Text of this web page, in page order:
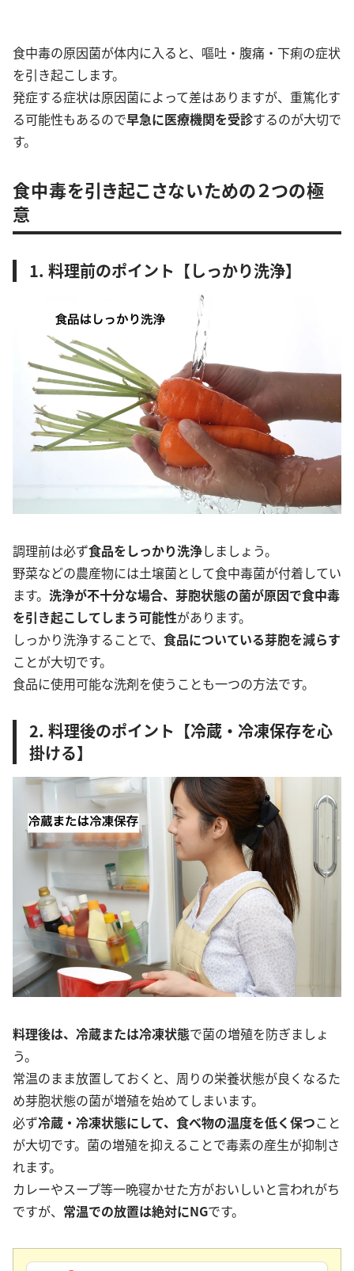
食中毒の原因菌が体内に入ると、嘔吐・腹痛・下痢の症状
を引き起こします。
発症する症状は原因菌によって差はありますが、重篤化す
る可能性もあるので早急に医療機関を受診するのが大切で
す。
食中毒を引き起こさないための２つの極
意
1. 料理前のポイント【しっかり洗浄】
調理前は必ず食品をしっかり洗浄しましょう。
野菜などの農産物には土壌菌として食中毒菌が付着してい
ます。 洗浄が不十分な場合、芽胞状態の菌が原因で食中毒
を引き起こしてしまう可能性があります。
しっかり洗浄することで、 食品についている芽胞を減らす
ことが大切です。
食品に使用可能な洗剤を使うことも一つの方法です。
2. 料理後のポイント【冷蔵・冷凍保存を心
掛ける】
料理後は、冷蔵または冷凍状態で菌の増殖を防ぎましょ
う。
常温のまま放置しておくと、周りの栄養状態が良くなるた
め芽胞状態の菌が増殖を始めてしまいます。
必ず冷蔵・冷凍状態にして、食べ物の温度を低く保つこと
が大切です。菌の増殖を抑えることで毒素の産生が抑制さ
れます。
カレーやスープ等一晩寝かせた方がおいしいと言われがち
ですが、 常温での放置は絶対にNGです。